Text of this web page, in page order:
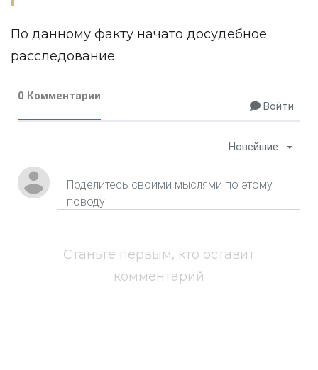
По данному факту начато досудебное
расследование.
0 Комментарии
Войти
Новейшие
Станьте первым, кто оставит
комментарий